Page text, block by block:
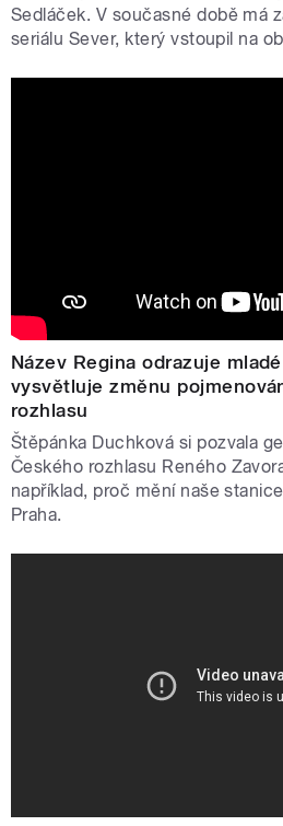
Sedláček. V současné době má
seriálu Sever, který vstoupil na
Název Regina odrazuje
vysvětluje změnu
rozhlasu
Štěpánka Duchková si pozvala
Českého rozhlasu Reného
například, proč mění naše
Praha.